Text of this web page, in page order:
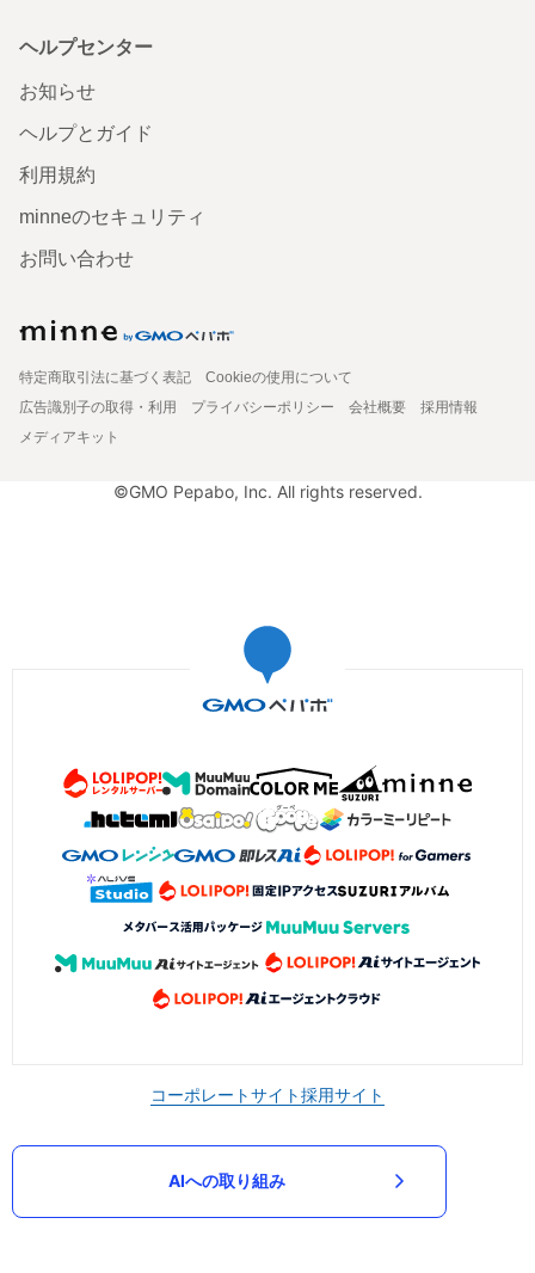
ヘルプセンター
お知らせ
ヘルプとガイド
利用規約
minneのセキュリティ
お問い合わせ
特定商取引法に基づく表記
Cookieの使用について
広告識別子の取得・利用
プライバシーポリシー 会社概要
採用情報
メディアキット
©GMO Pepabo, Inc. All rights reserved.
コーポレートサイト採用サイト
AIへの取り組み